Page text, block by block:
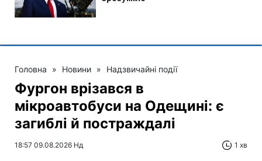
Головна » Новини » Надзвичайні події
Фургон врізався в
мікроавтобуси на Одещині: є
загиблі й постраждалі
18:57 09.08.2026 Нд 1 хв